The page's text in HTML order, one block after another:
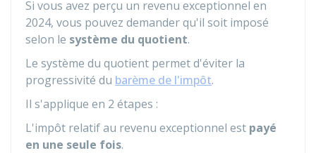
Si vous avez perçu un revenu exceptionnel en
2024, vous pouvez demander qu'il soit imposé
selon le système du quotient.
Le système du quotient permet d'éviter la
progressivité du barème de l'impôt.
Il s'applique en 2 étapes :
L'impôt relatif au revenu exceptionnel est payé
en une seule fois.